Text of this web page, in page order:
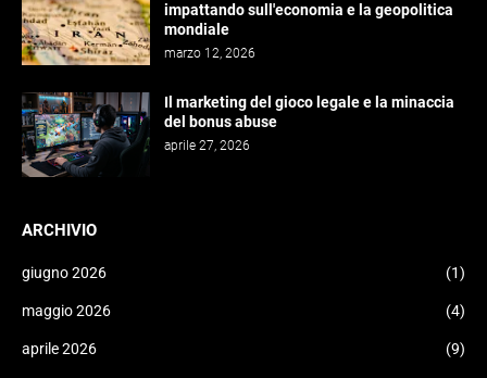
impattando sull'economia e la geopolitica
mondiale
marzo 12, 2026
Il marketing del gioco legale e la minaccia
del bonus abuse
aprile 27, 2026
ARCHIVIO
giugno 2026 (1)
maggio 2026 (4)
aprile 2026 (9)